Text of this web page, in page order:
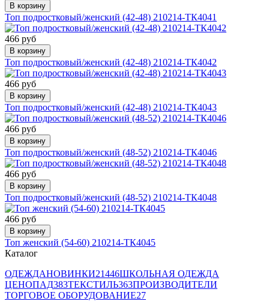
В корзину
Топ подростковый/женский (42-48) 210214-ТК4041
466 руб
В корзину
Топ подростковый/женский (42-48) 210214-ТК4042
466 руб
В корзину
Топ подростковый/женский (42-48) 210214-ТК4043
466 руб
В корзину
Топ подростковый/женский (48-52) 210214-ТК4046
466 руб
В корзину
Топ подростковый/женский (48-52) 210214-ТК4048
466 руб
В корзину
Топ женский (54-60) 210214-ТК4045
Каталог
ОДЕЖДАНОВИНКИ21446ШКОЛЬНАЯ ОДЕЖДА
ЦЕНОПАД383ТЕКСТИЛЬ363ПРОИЗВОДИТЕЛИ
ТОРГОВОЕ ОБОРУДОВАНИЕ27